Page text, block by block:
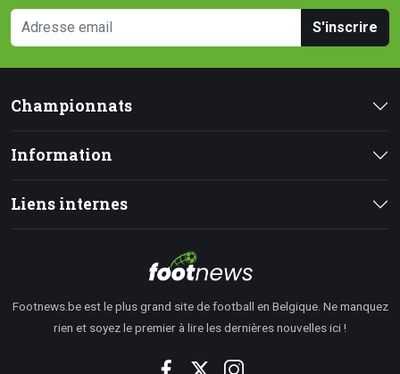
S'inscrire
Championnats
Information
Liens internes
Footnews.be est le plus grand site de football en Belgique. Ne manquez
rien et soyez le premier à lire les dernières nouvelles ici !